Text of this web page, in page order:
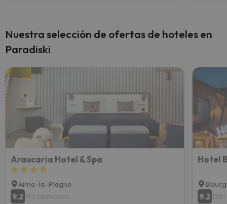
Nuestra selección de ofertas de hoteles en
Paradiski
Araucaria Hotel & Spa
Aime-la-Plagne
9.2 193 opiniones
Hotel
9.2